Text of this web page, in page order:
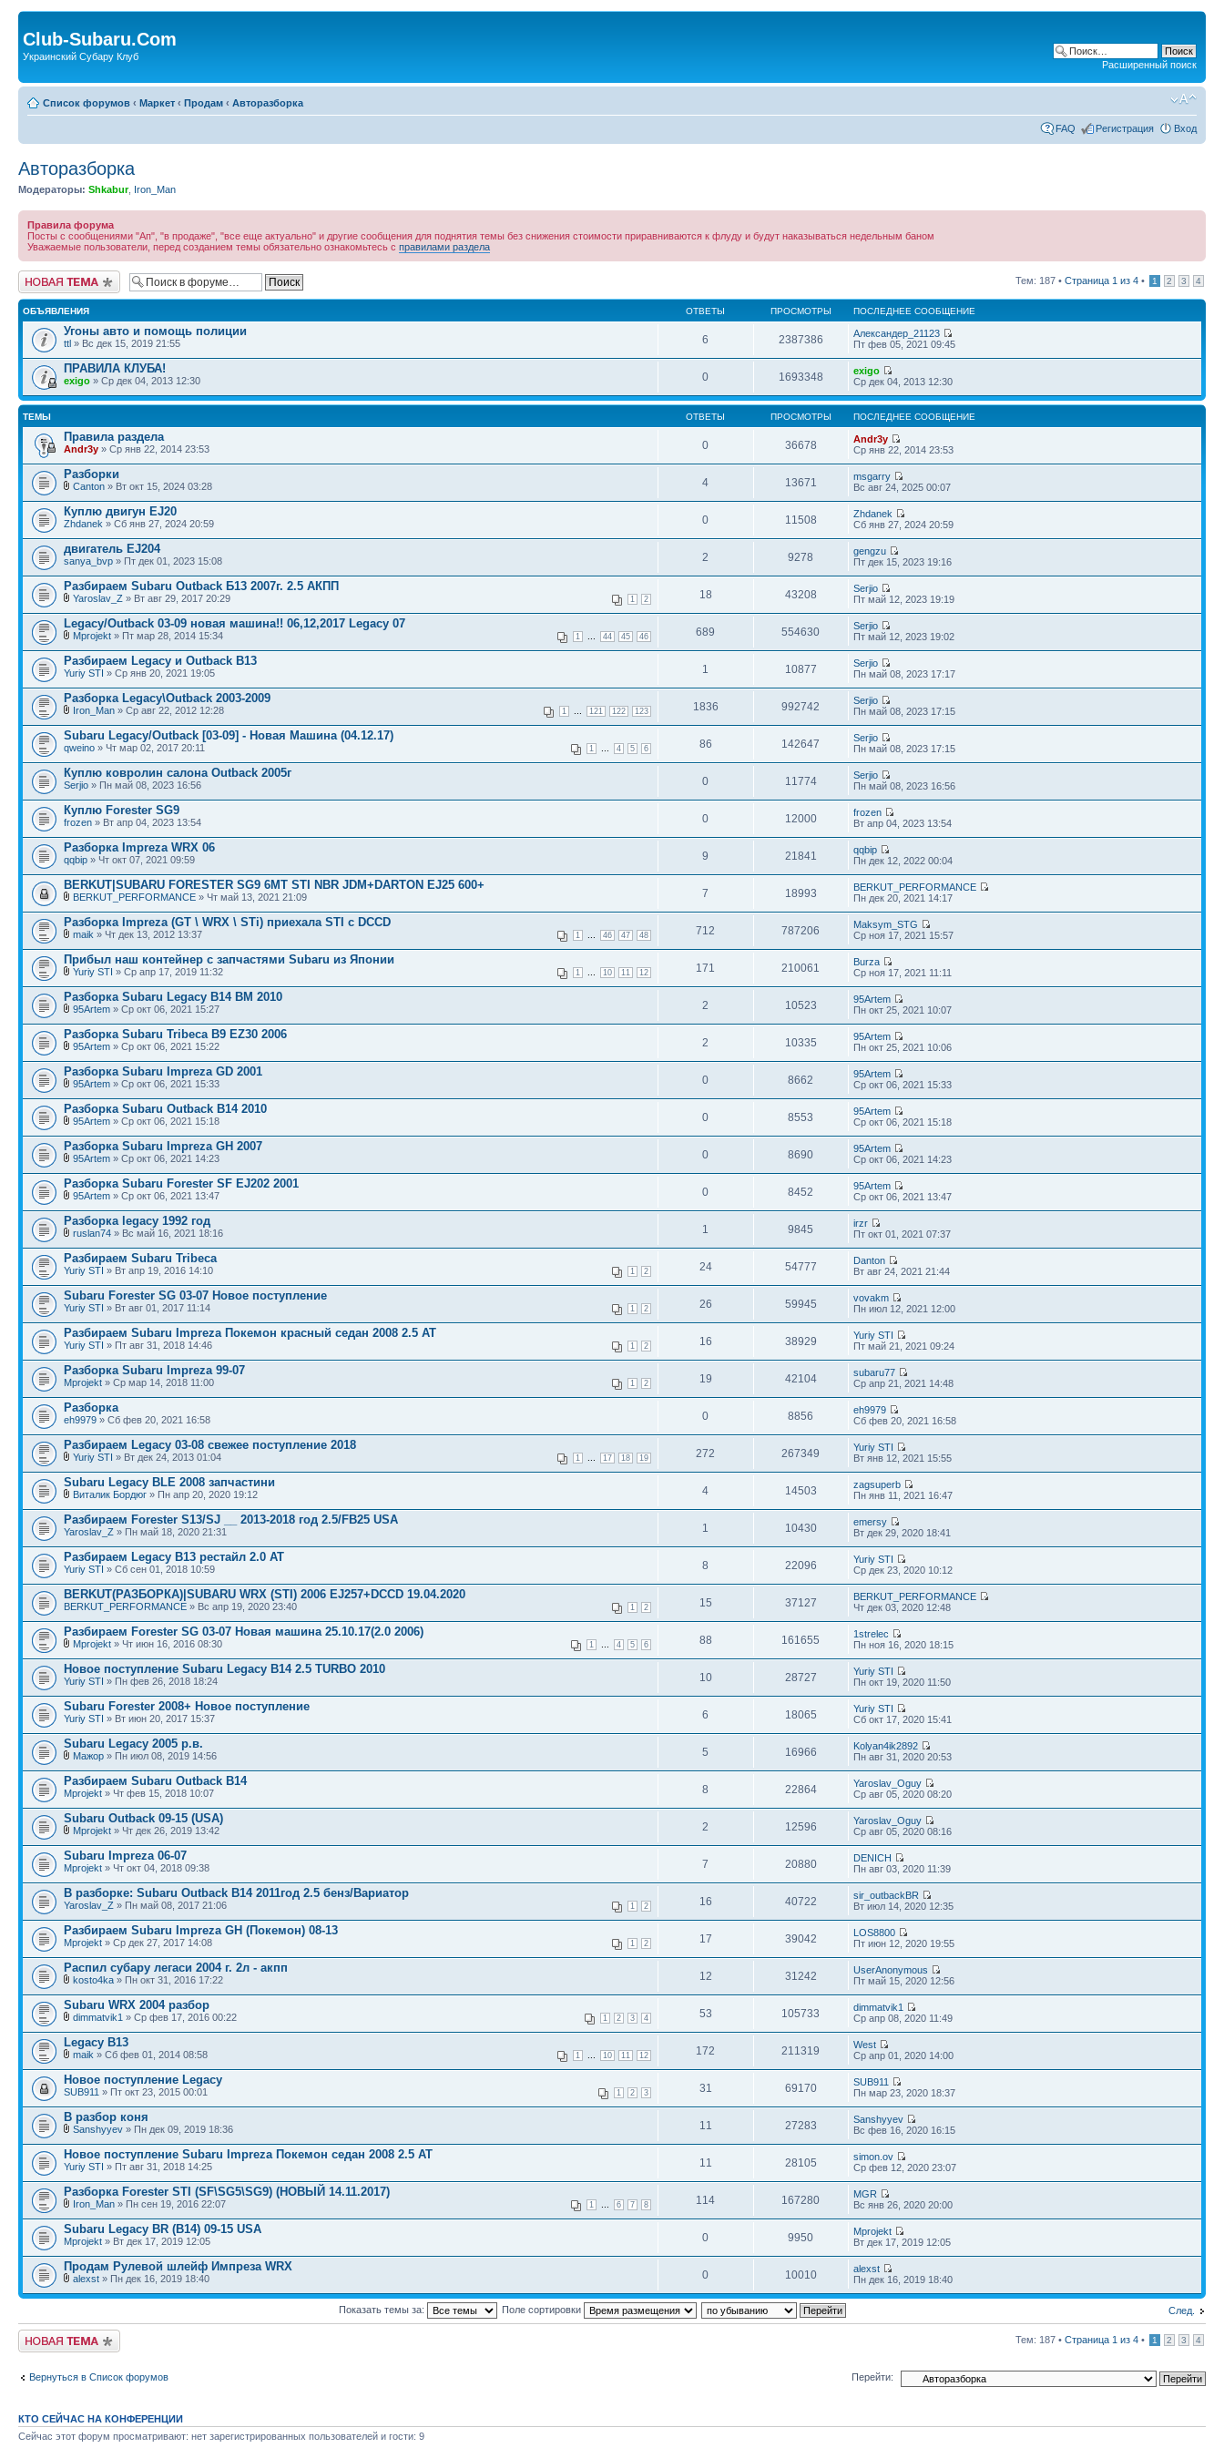
Club-Subaru.Com
Украинский Субару Клуб
Расширенный поиск
Список форумов ‹ Маркет ‹ Продам ‹ Авторазборка
FAQ Регистрация Вход
Авторазборка
Модераторы: Shkabur, Iron_Man
Правила форума
Посты с сообщениями "Ап", "в продаже", "все еще актуально" и другие сообщения для поднятия темы без снижения стоимости приравниваются к флуду и будут наказываться недельным баном
Уважаемые пользователи, перед созданием темы обязательно ознакомьтесь с правилами раздела
Новая тема Тем: 187 • Страница 1 из 4 • 1 2 3 4
ОБЪЯВЛЕНИЯ ОТВЕТЫ ПРОСМОТРЫ ПОСЛЕДНЕЕ СООБЩЕНИЕ
Угоны авто и помощь полиции
ttl » Вс дек 15, 2019 21:55 6 2387386
Александер_21123
Пт фев 05, 2021 09:45
ПРАВИЛА КЛУБА!
exigo » Ср дек 04, 2013 12:30 0 1693348
exigo
Ср дек 04, 2013 12:30
ТЕМЫ ОТВЕТЫ ПРОСМОТРЫ ПОСЛЕДНЕЕ СООБЩЕНИЕ
Правила раздела
Andr3y » Ср янв 22, 2014 23:53 0 36678
Andr3y
Ср янв 22, 2014 23:53
Разборки
Canton » Вт окт 15, 2024 03:28 4 13671
msgarry
Вс авг 24, 2025 00:07
Куплю двигун EJ20
Zhdanek » Сб янв 27, 2024 20:59 0 11508
Zhdanek
Сб янв 27, 2024 20:59
двигатель EJ204
sanya_bvp » Пт дек 01, 2023 15:08 2 9278
gengzu
Пт дек 15, 2023 19:16
Разбираем Subaru Outback Б13 2007г. 2.5 АКПП
1 2
Yaroslav_Z » Вт авг 29, 2017 20:29 18 43208
Serjio
Пт май 12, 2023 19:19
Legacy/Outback 03-09 новая машина!! 06,12,2017 Legacy 07
1 44 45 46
Mprojekt » Пт мар 28, 2014 15:34 689 554630
Serjio
Пт май 12, 2023 19:02
Разбираем Legacy и Outback B13
Yuriy STI » Ср янв 20, 2021 19:05 1 10877
Serjio
Пн май 08, 2023 17:17
Разборка Legacy\Outback 2003-2009
1 121 122 123
Iron_Man » Ср авг 22, 2012 12:28 1836 992742
Serjio
Пн май 08, 2023 17:15
Subaru Legacy/Outback [03-09] - Новая Машина (04.12.17)
1 4 5 6
qweino » Чт мар 02, 2017 20:11 86 142647
Serjio
Пн май 08, 2023 17:15
Куплю ковролин салона Outback 2005г
Serjio » Пн май 08, 2023 16:56 0 11774
Serjio
Пн май 08, 2023 16:56
Куплю Forester SG9
frozen » Вт апр 04, 2023 13:54 0 12000
frozen
Вт апр 04, 2023 13:54
Разборка Impreza WRX 06
qqbip » Чт окт 07, 2021 09:59 9 21841
qqbip
Пн дек 12, 2022 00:04
BERKUT|SUBARU FORESTER SG9 6MT STI NBR JDM+DARTON EJ25 600+
BERKUT_PERFORMANCE » Чт май 13, 2021 21:09 7 18993
BERKUT_PERFORMANCE
Пн дек 20, 2021 14:17
Разборка Imprezа (GT \ WRX \ STi) приехала STI с DCCD
1 46 47 48
maik » Чт дек 13, 2012 13:37 712 787206
Maksym_STG
Ср ноя 17, 2021 15:57
Прибыл наш контейнер с запчастями Subaru из Японии
1 10 11 12
Yuriy STI » Ср апр 17, 2019 11:32 171 210061
Burza
Ср ноя 17, 2021 11:11
Разборка Subaru Legacy B14 BM 2010
95Artem » Ср окт 06, 2021 15:27 2 10523
95Artem
Пн окт 25, 2021 10:07
Разборка Subaru Tribeca B9 EZ30 2006
95Artem » Ср окт 06, 2021 15:22 2 10335
95Artem
Пн окт 25, 2021 10:06
Разборка Subaru Impreza GD 2001
95Artem » Ср окт 06, 2021 15:33 0 8662
95Artem
Ср окт 06, 2021 15:33
Разборка Subaru Outback B14 2010
95Artem » Ср окт 06, 2021 15:18 0 8553
95Artem
Ср окт 06, 2021 15:18
Разборка Subaru Impreza GH 2007
95Artem » Ср окт 06, 2021 14:23 0 8690
95Artem
Ср окт 06, 2021 14:23
Разборка Subaru Forester SF EJ202 2001
95Artem » Ср окт 06, 2021 13:47 0 8452
95Artem
Ср окт 06, 2021 13:47
Разборка legacy 1992 год
ruslan74 » Вс май 16, 2021 18:16 1 9845
irzr
Пт окт 01, 2021 07:37
Разбираем Subaru Tribeca
1 2
Yuriy STI » Вт апр 19, 2016 14:10 24 54777
Danton
Вт авг 24, 2021 21:44
Subaru Forester SG 03-07 Новое поступление
1 2
Yuriy STI » Вт авг 01, 2017 11:14 26 59945
vovakm
Пн июл 12, 2021 12:00
Разбираем Subaru Impreza Покемон красный седан 2008 2.5 AT
1 2
Yuriy STI » Пт авг 31, 2018 14:46 16 38929
Yuriy STI
Пт май 21, 2021 09:24
Разборка Subaru Impreza 99-07
1 2
Mprojekt » Ср мар 14, 2018 11:00 19 42104
subaru77
Ср апр 21, 2021 14:48
Разборка
eh9979 » Сб фев 20, 2021 16:58 0 8856
eh9979
Сб фев 20, 2021 16:58
Разбираем Legacy 03-08 свежее поступление 2018
1 17 18 19
Yuriy STI » Вт дек 24, 2013 01:04 272 267349
Yuriy STI
Вт янв 12, 2021 15:55
Subaru Legacy BLE 2008 запчастини
Виталик Бордюг » Пн апр 20, 2020 19:12 4 14503
zagsuperb
Пн янв 11, 2021 16:47
Разбираем Forester S13/SJ __ 2013-2018 год 2.5/FB25 USA
Yaroslav_Z » Пн май 18, 2020 21:31 1 10430
emersy
Вт дек 29, 2020 18:41
Разбираем Legacy B13 рестайл 2.0 АТ
Yuriy STI » Сб сен 01, 2018 10:59 8 22096
Yuriy STI
Ср дек 23, 2020 10:12
BERKUT(РАЗБОРКА)|SUBARU WRX (STI) 2006 EJ257+DCCD 19.04.2020
1 2
BERKUT_PERFORMANCE » Вс апр 19, 2020 23:40 15 37127
BERKUT_PERFORMANCE
Чт дек 03, 2020 12:48
Разбираем Forester SG 03-07 Новая машина 25.10.17(2.0 2006)
1 4 5 6
Mprojekt » Чт июн 16, 2016 08:30 88 161655
1strelec
Пн ноя 16, 2020 18:15
Новое поступление Subaru Legacy B14 2.5 TURBO 2010
Yuriy STI » Пн фев 26, 2018 18:24 10 28727
Yuriy STI
Пн окт 19, 2020 11:50
Subaru Forester 2008+ Новое поступление
Yuriy STI » Вт июн 20, 2017 15:37 6 18065
Yuriy STI
Сб окт 17, 2020 15:41
Subaru Legacy 2005 р.в.
Мажор » Пн июл 08, 2019 14:56 5 16966
Kolyan4ik2892
Пн авг 31, 2020 20:53
Разбираем Subaru Outback B14
Mprojekt » Чт фев 15, 2018 10:07 8 22864
Yaroslav_Oguy
Ср авг 05, 2020 08:20
Subaru Outback 09-15 (USA)
Mprojekt » Чт дек 26, 2019 13:42 2 12596
Yaroslav_Oguy
Ср авг 05, 2020 08:16
Subaru Impreza 06-07
Mprojekt » Чт окт 04, 2018 09:38 7 20880
DENICH
Пн авг 03, 2020 11:39
В разборке: Subaru Outback B14 2011год 2.5 бенз/Вариатор
1 2
Yaroslav_Z » Пн май 08, 2017 21:06 16 40722
sir_outbackBR
Вт июл 14, 2020 12:35
Разбираем Subaru Impreza GH (Покемон) 08-13
1 2
Mprojekt » Ср дек 27, 2017 14:08 17 39042
LOS8800
Пт июн 12, 2020 19:55
Распил субару легаси 2004 г. 2л - акпп
kosto4ka » Пн окт 31, 2016 17:22 12 31242
UserAnonymous
Пт май 15, 2020 12:56
Subaru WRX 2004 разбор
1 2 3 4
dimmatvik1 » Ср фев 17, 2016 00:22 53 105733
dimmatvik1
Ср апр 08, 2020 11:49
Legacy В13
1 10 11 12
maik » Сб фев 01, 2014 08:58 172 211319
West
Ср апр 01, 2020 14:00
Новое поступление Legacy
1 2 3
SUB911 » Пт окт 23, 2015 00:01 31 69170
SUB911
Пн мар 23, 2020 18:37
В разбор коня
Sanshyyev » Пн дек 09, 2019 18:36 11 27283
Sanshyyev
Вс фев 16, 2020 16:15
Новое поступление Subaru Impreza Покемон седан 2008 2.5 AT
Yuriy STI » Пт авг 31, 2018 14:25 11 28105
simon.ov
Ср фев 12, 2020 23:07
Разборка Forester STI (SF\SG5\SG9) (НОВЫЙ 14.11.2017)
1 6 7 8
Iron_Man » Пн сен 19, 2016 22:07 114 167280
MGR
Вс янв 26, 2020 20:00
Subaru Legacy BR (B14) 09-15 USA
Mprojekt » Вт дек 17, 2019 12:05 0 9950
Mprojekt
Вт дек 17, 2019 12:05
Продам Рулевой шлейф Импреза WRX
alexst » Пн дек 16, 2019 18:40 0 10010
alexst
Пн дек 16, 2019 18:40
След.
Показать темы за: Поле сортировки
Новая тема Тем: 187 • Страница 1 из 4 • 1 2 3 4
Вернуться в Список форумов Перейти:
КТО СЕЙЧАС НА КОНФЕРЕНЦИИ
Сейчас этот форум просматривают: нет зарегистрированных пользователей и гости: 9